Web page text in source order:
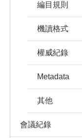
編目規則
機讀格式
權威紀錄
Metadata
其他
會議紀錄